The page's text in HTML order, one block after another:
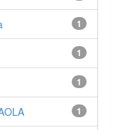
1
1
1
1